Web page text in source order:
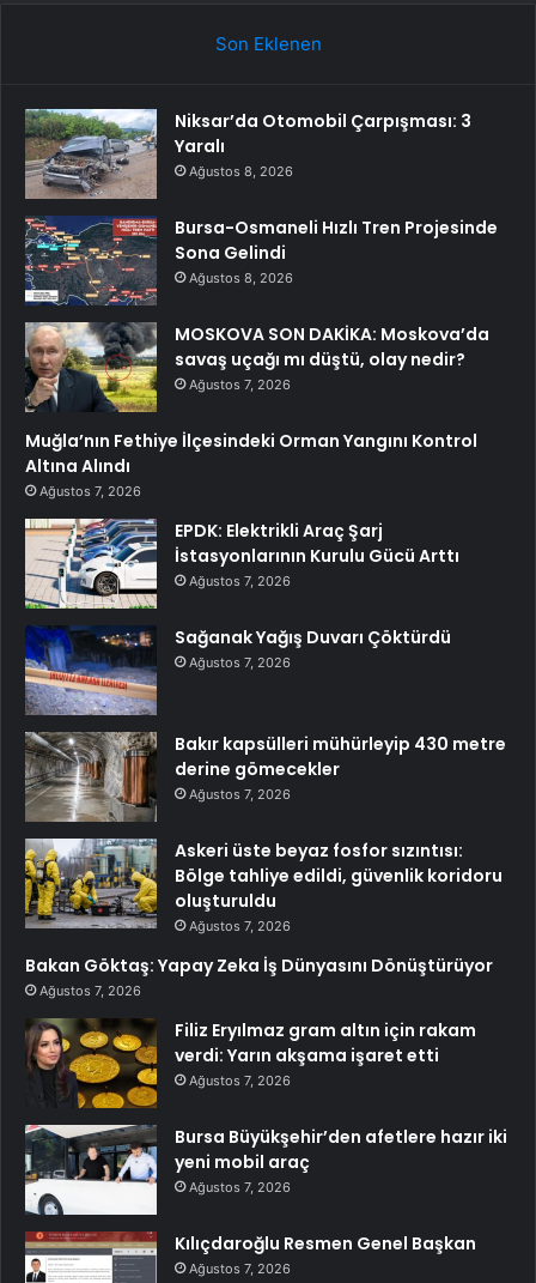
Son Eklenen
Niksar’da Otomobil Çarpışması: 3
Yaralı
Ağustos 8, 2026
Bursa-Osmaneli Hızlı Tren Projesinde
Sona Gelindi
Ağustos 8, 2026
MOSKOVA SON DAKİKA: Moskova’da
savaş uçağı mı düştü, olay nedir?
Ağustos 7, 2026
Muğla’nın Fethiye İlçesindeki Orman Yangını Kontrol
Altına Alındı
Ağustos 7, 2026
EPDK: Elektrikli Araç Şarj
İstasyonlarının Kurulu Gücü Arttı
Ağustos 7, 2026
Sağanak Yağış Duvarı Çöktürdü
Ağustos 7, 2026
Bakır kapsülleri mühürleyip 430 metre
derine gömecekler
Ağustos 7, 2026
Askeri üste beyaz fosfor sızıntısı:
Bölge tahliye edildi, güvenlik koridoru
oluşturuldu
Ağustos 7, 2026
Bakan Göktaş: Yapay Zeka İş Dünyasını Dönüştürüyor
Ağustos 7, 2026
Filiz Eryılmaz gram altın için rakam
verdi: Yarın akşama işaret etti
Ağustos 7, 2026
Bursa Büyükşehir’den afetlere hazır iki
yeni mobil araç
Ağustos 7, 2026
Kılıçdaroğlu Resmen Genel Başkan
Ağustos 7, 2026